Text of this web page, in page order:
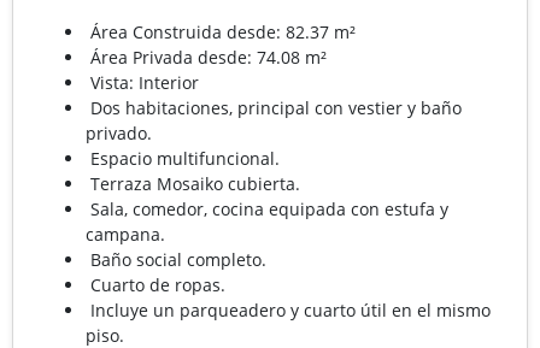
Área Construida desde: 82.37 m²
Área Privada desde: 74.08 m²
Vista: Interior
Dos habitaciones, principal con vestier y baño
privado.
Espacio multifuncional.
Terraza Mosaiko cubierta.
Sala, comedor, cocina equipada con estufa y
campana.
Baño social completo.
Cuarto de ropas.
Incluye un parqueadero y cuarto útil en el mismo
piso.